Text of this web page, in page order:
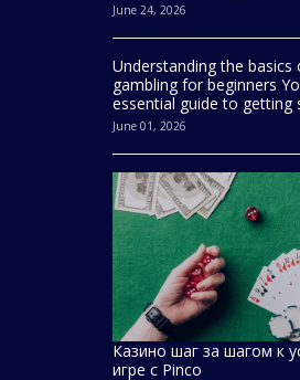
June 24, 2026
Understanding the basics
gambling for beginners
essential guide to getting
June 01, 2026
Казино шаг за шагом к
игре с Pinco